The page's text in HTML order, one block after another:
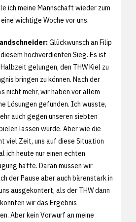
ich meine Mannschaft wieder zum
wichtige Woche vor uns.
Glückwunsch an Filip
hochverdienten Sieg. Es ist
gelungen, den THW Kiel zu
bringen zu können. Nach der
nicht mehr, wir haben vor allem
Lösungen gefunden. Ich wusste,
auch gegen unseren siebten
lassen würde. Aber wie die
viel Zeit, uns auf diese Situation
ich heute nur einen echten
hatte. Daran müssen wir
der Pause aber auch bärenstark in
ausgekontert, als der THW dann
wir das Ergebnis
Aber kein Vorwurf an meine